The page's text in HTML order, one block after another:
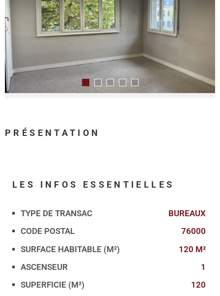
PRÉSENTATION
LES INFOS ESSENTIELLES
Caractérisque Valeurs
TYPE DE TRANSAC
BUREAUX
CODE POSTAL
76000
SURFACE HABITABLE (M²)
120 M²
ASCENSEUR
1
SUPERFICIE (M²)
120